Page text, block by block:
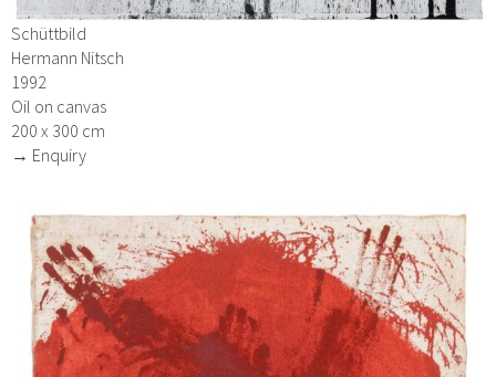
Schüttbild
Hermann Nitsch
1992
Oil on canvas
200 x 300 cm
→ Enquiry